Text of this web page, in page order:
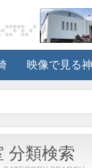
映像で見る
分類検索